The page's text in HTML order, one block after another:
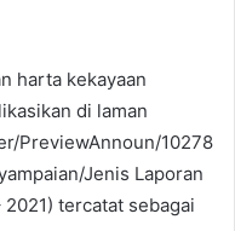
harta kekayaan
di laman
PreviewAnnoun/10278
Jenis Laporan
tercatat sebagai